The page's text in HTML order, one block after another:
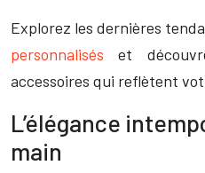
Explorez les dernières
personnaliséset
accessoires qui reflètent
L’élégance
main